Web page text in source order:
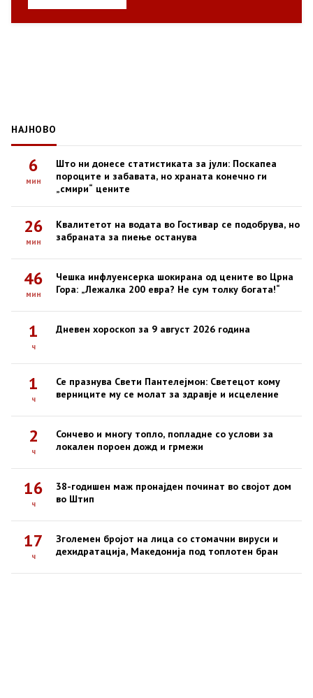
НАЈНОВО
6
мин
Што ни донесе статистиката за јули: Поскапеа
пороците и забавата, но храната конечно ги
„смири“ цените
26
мин
Квалитетот на водата во Гостивар се подобрува, но
забраната за пиење останува
46
мин
Чешка инфлуенсерка шокирана од цените во Црна
Гора: „Лежалка 200 евра? Не сум толку богата!“
1
ч
Дневен хороскоп за 9 август 2026 година
1
ч
Се празнува Свети Пантелејмон: Светецот кому
верниците му се молат за здравје и исцеление
2
ч
Сончево и многу топло, попладне со услови за
локален пороен дожд и грмежи
16
ч
38-годишен маж пронајден починат во својот дом
во Штип
17
ч
Зголемен бројот на лица со стомачни вируси и
дехидратација, Македонија под топлотен бран